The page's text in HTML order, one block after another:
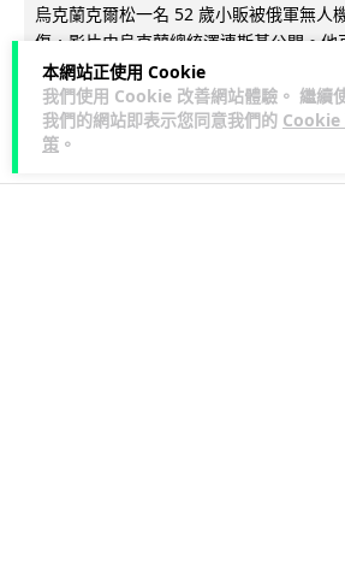
本網站正使用 Cookie
我們使用 Cookie 改善網站體驗。 繼續
我們的網站即表示您同意我們的 Cookie
策 。
烏克蘭克爾松一名 52 歲小販被俄軍無人
傷，影片由烏克蘭總統澤連斯基公開。他
「狩獵式」攻擊，烏克蘭...
126 41 ↗ 分享